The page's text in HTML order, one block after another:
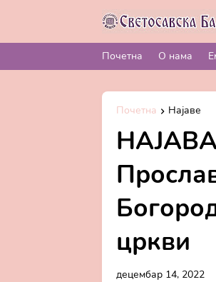
Почетна О нама
Почетна Најаве
НАЈАВА
цркви
децембар 14, 2022